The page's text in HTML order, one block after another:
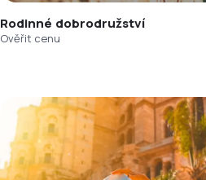
Rodinné dobrodružství
Ověřit cenu